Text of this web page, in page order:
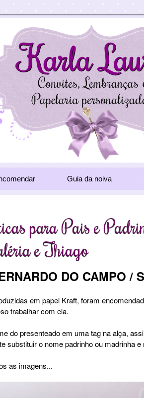
Guia da noiva
para Pais e
e Thiago
DO CAMPO /
em papel Kraft, foram
trabalhar com ela.
do presenteado em uma tag na alça,
substituir o nome padrinho ou madrinha e
as imagens...